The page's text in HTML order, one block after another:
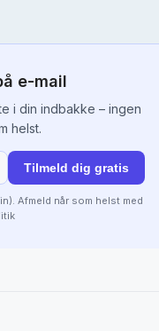
e-mail
i din indbakke – ingen
helst.
Tilmeld dig gratis
Afmeld når som helst med